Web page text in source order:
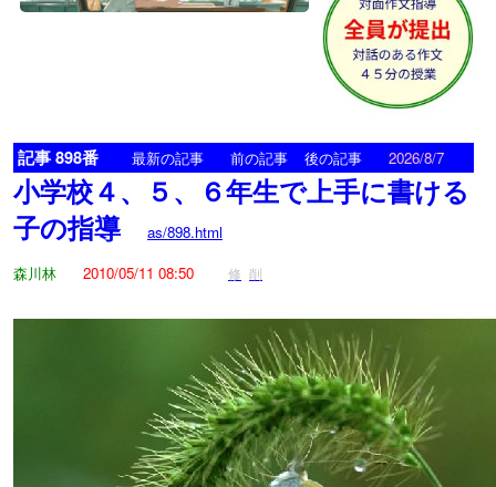
記事 898番 最新の記事 前の記事 後の記事 2026/8/7
小学校４、５、６年生で上手に書ける
子の指導
as/898.html
森川林
2010/05/11 08:50 修 削